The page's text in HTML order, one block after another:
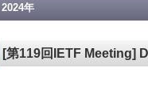
2024年
[第119回IETF Meeting]